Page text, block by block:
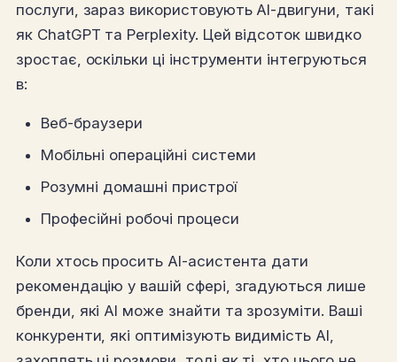
послуги, зараз використовують AI-двигуни, такі
як ChatGPT та Perplexity. Цей відсоток швидко
зростає, оскільки ці інструменти інтегруються
в:
Веб-браузери
Мобільні операційні системи
Розумні домашні пристрої
Професійні робочі процеси
Коли хтось просить AI-асистента дати
рекомендацію у вашій сфері, згадуються лише
бренди, які AI може знайти та зрозуміти. Ваші
конкуренти, які оптимізують видимість AI,